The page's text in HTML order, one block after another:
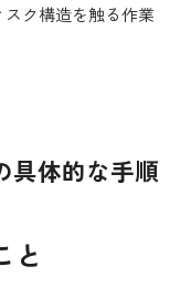
ク構造を触る作業
具体的な手順
と